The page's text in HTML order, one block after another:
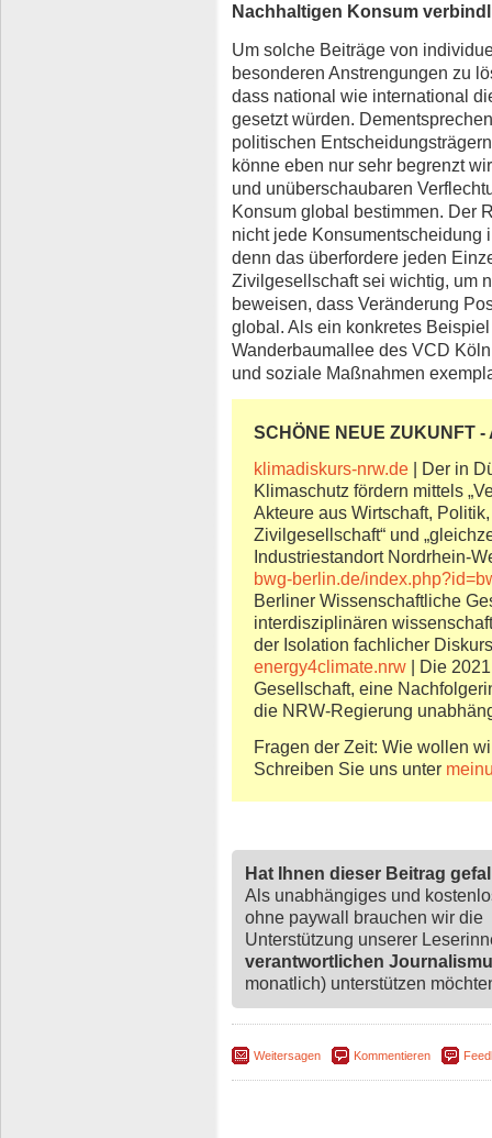
Nachhaltigen Konsum
Um solche Beiträge von
besonderen Anstrengungen zu
dass national wie international
gesetzt würden.
politischen
könne eben nur sehr begrenzt
und unüberschaubaren
Konsum global bestimmen. Der
nicht jede Konsumentscheidung
denn das überfordere jeden
Zivilgesellschaft sei wichtig, um
beweisen, dass Veränderung
global. Als ein konkretes
Wanderbaumallee des VCD
und soziale Maßnahmen
SCHÖNE NEUE ZUKUNFT
klimadiskurs-nrw.de | Der in
Klimaschutz fördern mittels
Akteure aus Wirtschaft,
Zivilgesellschaft“ und
Industriestandort Nordrhein-
bwg-berlin.de/
Berliner Wissenschaftliche
interdisziplinären
der Isolation fachlicher
energy4climate.nrw | Die
Gesellschaft, eine
die NRW-Regierung
Fragen der Zeit: Wie wollen
Schreiben Sie uns unter
Hat Ihnen dieser Beitrag
Als unabhängiges und
ohne paywall brauchen wir die
Unterstützung unserer
verantwortlichen
monatlich) unterstützen
Weitersagen Kommentieren